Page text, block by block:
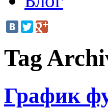
Tag
График